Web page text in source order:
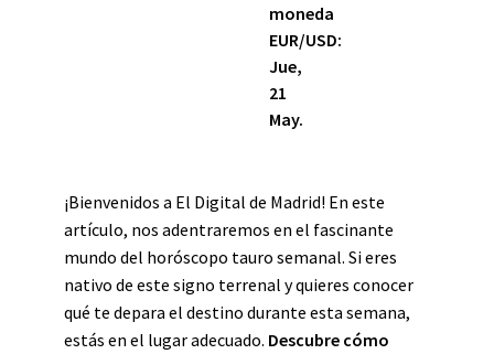
¡Bienvenidos a El Digital de Madrid! En este
artículo, nos adentraremos en el fascinante
mundo del horóscopo tauro semanal. Si eres
nativo de este signo terrenal y quieres conocer
qué te depara el destino durante esta semana,
estás en el lugar adecuado. Descubre cómo
moneda
EUR/USD:
Jue,
21
May.